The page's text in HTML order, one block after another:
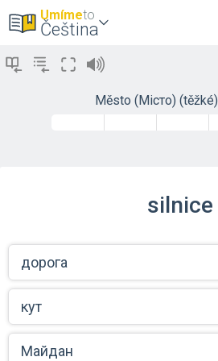
Umímeto
Čeština
Město (Місто) (těžké)
silnice
дорога
кут
Майдан